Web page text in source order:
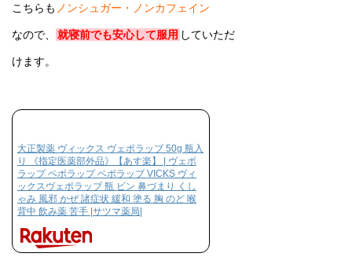
こちらも ノンシュガー・ノンカフェイン
なので、 就寝前でも安心して服用 していただ
けます。
大正製薬 ヴィックス ヴェポラッブ 50g 瓶入
り 《指定医薬部外品》【あす楽】 | ヴェポ
ラップ ベポラップ ベポラッブ VICKS ヴィ
ックスヴェポラッブ 瓶 ビン 鼻づまり くし
ゃみ 風邪 かぜ 諸症状 緩和 塗る 胸 のど 喉
背中 飲み薬 苦手 |サツマ薬局|